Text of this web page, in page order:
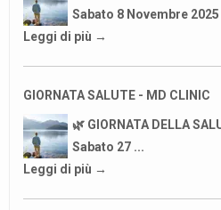
Sabato 8 Novembre
Leggi di più →
GIORNATA SALUTE - MD CLINIC
🌿 GIORNATA DELLA
Sabato 27 ...
Leggi di più →